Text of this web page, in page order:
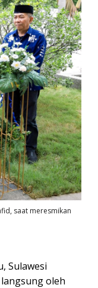
saat meresmikan
Sulawesi
oleh